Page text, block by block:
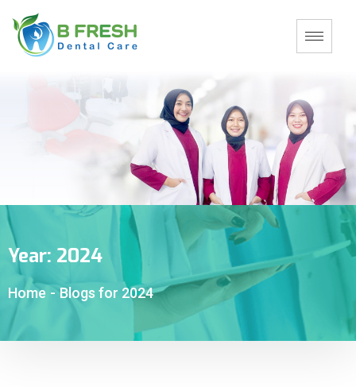
Year: 2024
Home - Blogs for 2024